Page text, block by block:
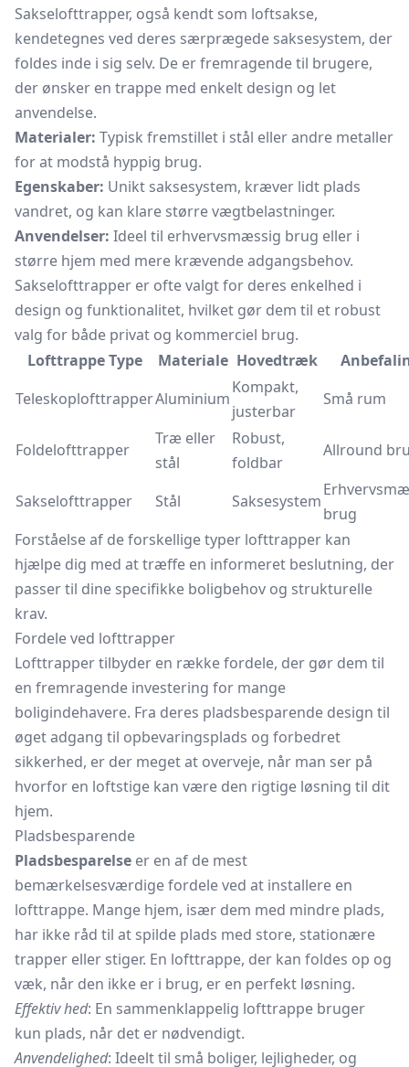
Sakselofttrapper, også kendt som loftsakse,
kendetegnes ved deres særprægede saksesystem, der
foldes inde i sig selv. De er fremragende til brugere,
der ønsker en trappe med enkelt design og let
anvendelse.
Materialer: Typisk fremstillet i stål eller andre metaller
for at modstå hyppig brug.
Egenskaber: Unikt saksesystem, kræver lidt plads
vandret, og kan klare større vægtbelastninger.
Anvendelser: Ideel til erhvervsmæssig brug eller i
større hjem med mere krævende adgangsbehov.
Sakselofttrapper er ofte valgt for deres enkelhed i
design og funktionalitet, hvilket gør dem til et robust
valg for både privat og kommerciel brug.
Lofttrappe Type
Materiale Hovedtræk
TeleskoplofttrapperAluminium
Kompakt,
justerbar
Små rum
Foldelofttrapper
Træ eller
stål
Robust,
foldbar
Allround
Sakselofttrapper Stål Saksesystem
brug
Forståelse af de forskellige typer lofttrapper kan
hjælpe dig med at træffe en informeret beslutning, der
passer til dine specifikke boligbehov og strukturelle
krav.
Fordele ved lofttrapper
Lofttrapper tilbyder en række fordele, der gør dem til
en fremragende investering for mange
boligindehavere. Fra deres pladsbesparende design til
øget adgang til opbevaringsplads og forbedret
sikkerhed, er der meget at overveje, når man ser på
hvorfor en loftstige kan være den rigtige løsning til dit
hjem.
Pladsbesparende
Pladsbesparelse er en af de mest
bemærkelsesværdige fordele ved at installere en
lofttrappe. Mange hjem, især dem med mindre plads,
har ikke råd til at spilde plads med store, stationære
trapper eller stiger. En lofttrappe, der kan foldes op og
væk, når den ikke er i brug, er en perfekt løsning.
Effektiv hed: En sammenklappelig lofttrappe bruger
kun plads, når det er nødvendigt.
Anvendelighed: Ideelt til små boliger, lejligheder, og